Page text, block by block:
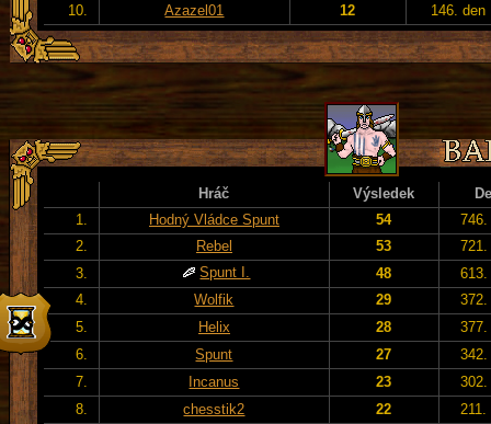
10.
Azazel01 12 146. den
Hráč Výsledek
1.
Hodný Vládce Spunt 54
746.
2.
Rebel 53
721.
3.
Spunt I. 48
613.
4.
Wolfik 29
372.
5.
Helix 28
377.
6.
Spunt 27
342.
7.
Incanus 23
302.
8.
chesstik2 22
211.